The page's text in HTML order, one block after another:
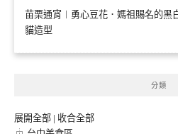
苗栗通宵︱勇心豆花．媽祖賜名的黑
貓造型
分類
展開全部 | 收合全部